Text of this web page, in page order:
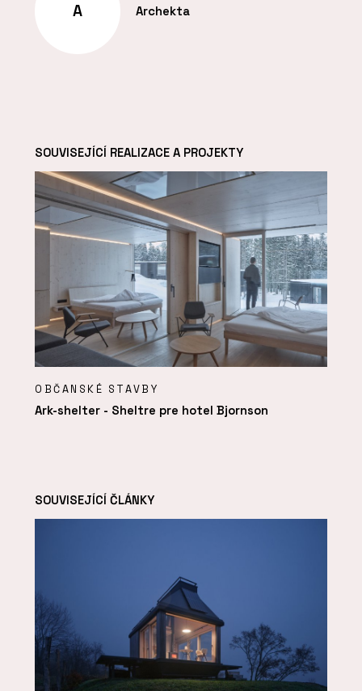
A Archekta
SOUVISEJÍCÍ REALIZACE A PROJEKTY
OBČANSKÉ STAVBY
Ark-shelter - Sheltre pre hotel Bjornson
SOUVISEJÍCÍ ČLÁNKY